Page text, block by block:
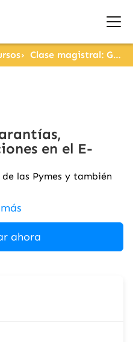
Clase magistral: Garantías, cambios y devoluciones en el E-Commerce.
en el E-
las Pymes y también
ahora